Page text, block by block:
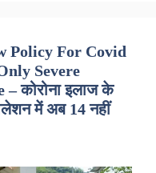
Policy For Covid
Severe
कोरोना इलाज के
में अब 14 नहीं